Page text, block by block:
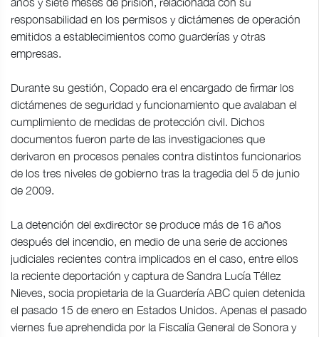
responsabilidad en los permisos y dictámenes de operación
emitidos a establecimientos como guarderías y otras
empresas.
Durante su gestión, Copado era el encargado de firmar los
dictámenes de seguridad y funcionamiento que avalaban el
cumplimiento de medidas de protección civil. Dichos
documentos fueron parte de las investigaciones que
derivaron en procesos penales contra distintos funcionarios
de los tres niveles de gobierno tras la tragedia del 5 de junio
de 2009.
La detención del exdirector se produce más de 16 años
después del incendio, en medio de una serie de acciones
judiciales recientes contra implicados en el caso, entre ellos
la reciente deportación y captura de Sandra Lucía Téllez
Nieves, socia propietaria de la Guardería ABC quien detenida
el pasado 15 de enero en Estados Unidos. Apenas el pasado
viernes fue aprehendida por la Fiscalía General de Sonora y